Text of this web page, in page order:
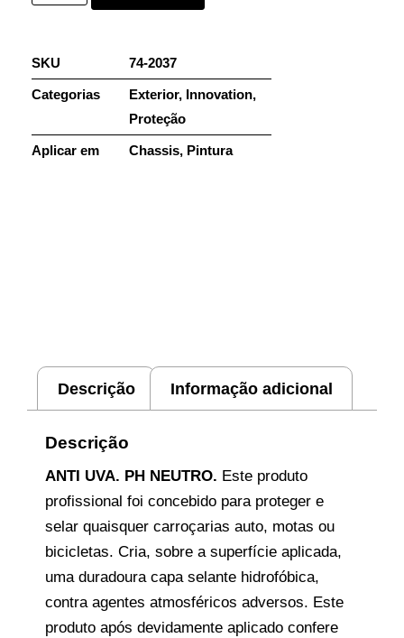
SKU 74-2037
Categorias Exterior, Innovation,
Proteção
Aplicar em Chassis, Pintura
Descrição Informação adicional
Descrição
ANTI UVA. PH NEUTRO. Este produto
profissional foi concebido para proteger e
selar quaisquer carroçarias auto, motas ou
bicicletas. Cria, sobre a superfície aplicada,
uma duradoura capa selante hidrofóbica,
contra agentes atmosféricos adversos. Este
produto após devidamente aplicado confere